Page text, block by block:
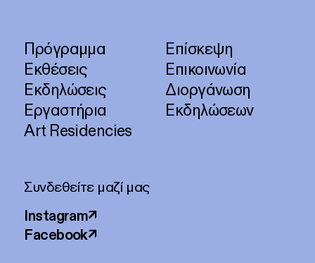
Πρόγραμμα
Εκθέσεις
Εκδηλώσεις
Εργαστήρια
Art Residencies
Επίσκεψη
Επικοινωνία
Διοργάνωση
Εκδηλώσεων
Συνδεθείτε μαζί μας
Instagram↗
Facebook↗